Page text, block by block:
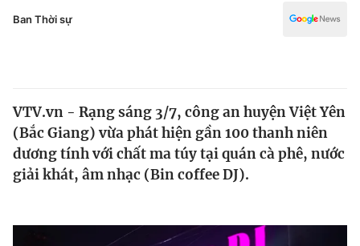
Thế giới
Tin tức
Câu chuyện quốc tế
Kinh tế
Dữ liệu và đời sống
Đời sống
Ban Thời sự
VTV.vn - Rạng sáng 3/7, công an huyện Việt Yên
(Bắc Giang) vừa phát hiện gần 100 thanh niên
dương tính với chất ma túy tại quán cà phê, nước
giải khát, âm nhạc (Bin coffee DJ).